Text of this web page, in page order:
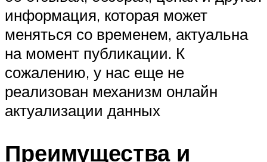
информация, которая может
меняться со временем, актуальна
на момент публикации. К
сожалению, у нас еще не
реализован механизм онлайн
актуализации данных
Преимущества и